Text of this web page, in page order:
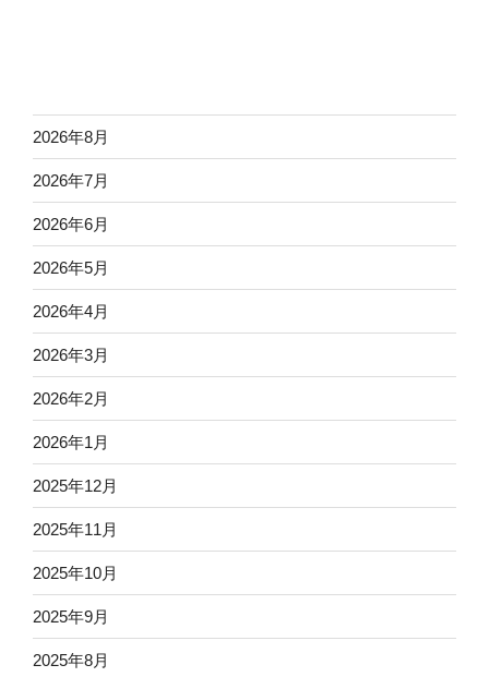
2026年8月
2026年7月
2026年6月
2026年5月
2026年4月
2026年3月
2026年2月
2026年1月
2025年12月
2025年11月
2025年10月
2025年9月
2025年8月